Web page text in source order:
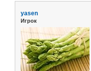
yasen
Игрок